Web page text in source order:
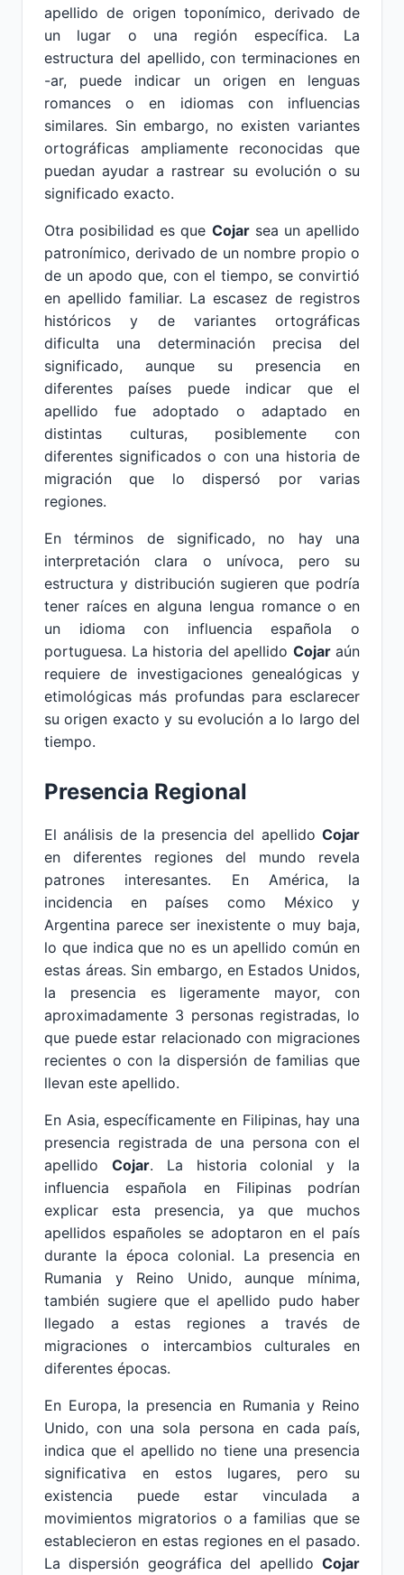
apellido de origen toponímico, derivado de
un lugar o una región específica. La
estructura del apellido, con terminaciones en
-ar, puede indicar un origen en lenguas
romances o en idiomas con influencias
similares. Sin embargo, no existen variantes
ortográficas ampliamente reconocidas que
puedan ayudar a rastrear su evolución o su
significado exacto.
Otra posibilidad es que Cojarsea un apellido
patronímico, derivado de un nombre propio o
de un apodo que, con el tiempo, se convirtió
en apellido familiar. La escasez de registros
históricos y de variantes ortográficas
dificulta una determinación precisa del
significado, aunque su presencia en
diferentes países puede indicar que el
apellido fue adoptado o adaptado en
distintas culturas, posiblemente con
diferentes significados o con una historia de
migración que lo dispersó por varias
regiones.
En términos de significado, no hay una
interpretación clara o unívoca, pero su
estructura y distribución sugieren que podría
tener raíces en alguna lengua romance o en
un idioma con influencia española o
portuguesa. La historia del apellido Cojaraún
requiere de investigaciones genealógicas y
etimológicas más profundas para esclarecer
su origen exacto y su evolución a lo largo del
tiempo.
Presencia Regional
El análisis de la presencia del apellido Cojar
en diferentes regiones del mundo revela
patrones interesantes. En América, la
incidencia en países como México y
Argentina parece ser inexistente o muy baja,
lo que indica que no es un apellido común en
estas áreas. Sin embargo, en Estados Unidos,
la presencia es ligeramente mayor, con
aproximadamente 3 personas registradas, lo
que puede estar relacionado con migraciones
recientes o con la dispersión de familias que
llevan este apellido.
En Asia, específicamente en Filipinas, hay una
presencia registrada de una persona con el
apellido Cojar. La historia colonial y la
influencia española en Filipinas podrían
explicar esta presencia, ya que muchos
apellidos españoles se adoptaron en el país
durante la época colonial. La presencia en
Rumania y Reino Unido, aunque mínima,
también sugiere que el apellido pudo haber
llegado a estas regiones a través de
migraciones o intercambios culturales en
diferentes épocas.
En Europa, la presencia en Rumania y Reino
Unido, con una sola persona en cada país,
indica que el apellido no tiene una presencia
significativa en estos lugares, pero su
existencia puede estar vinculada a
movimientos migratorios o a familias que se
establecieron en estas regiones en el pasado.
La dispersión geográfica del apellido Cojar